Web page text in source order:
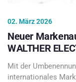
02. März 2026
Neuer
WALTHER
Mit der
internationales